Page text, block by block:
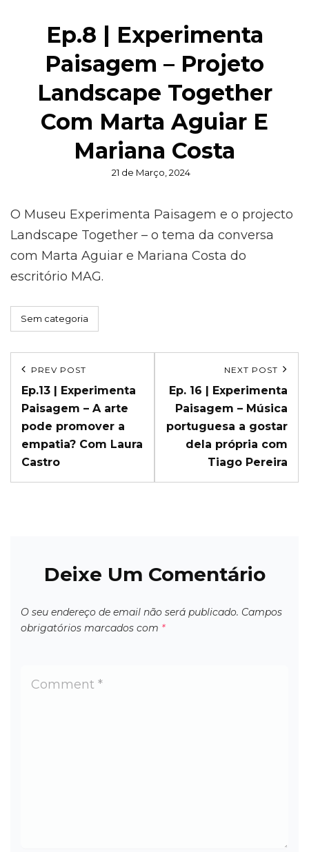
Ep.8 | Experimenta
Paisagem – Projeto
Landscape Together
Com Marta Aguiar E
Mariana Costa
Posted
21 de Março, 2024
O Museu Experimenta Paisagem e o projecto
Landscape Together – o tema da conversa
com Marta Aguiar e Mariana Costa do
escritório MAG.
Categories
Sem categoria
Navegação
de
artigos
Previous
Post
PREV POST
Ep.13 | Experimenta
Paisagem – A arte
pode promover a
empatia? Com Laura
Castro
Post
NEXT POST
Ep. 16 | Experimenta
Paisagem – Música
portuguesa a gostar
dela própria com
Tiago Pereira
Deixe Um Comentário
O seu endereço de email não será publicado. Campos
obrigatórios marcados com *